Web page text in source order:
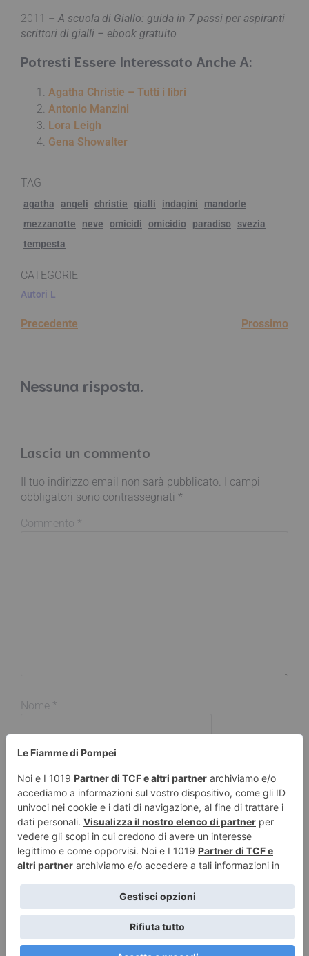
2011 – A scuola di Giallo: guida in 7 passi per aspiranti
scrittori di gialli – ebook gratuito
Potresti Essere Interessato Anche A:
Agatha Christie – Tutti i libri
Antonio Manzini
Lora Leigh
Gena Showalter
TAG
agatha angeli christie gialli indagini
mandorle
mezzanotte
neve omicidi omicidio paradiso
svezia
tempesta
CATEGORIE
Autori L
Precedente Prossimo
Nessuna risposta.
Lascia un commento
Il tuo indirizzo email non sarà pubblicato. I campi
obbligatori sono contrassegnati *
Commento *
Nome *
Sito web